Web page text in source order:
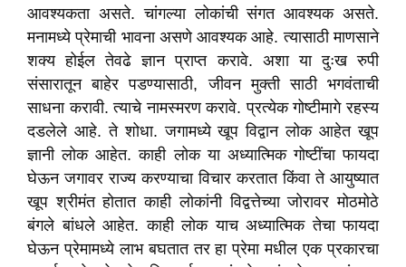
आवश्यकता असते. चांगल्या लोकांची संगत आवश्यक असते.
मनामध्ये प्रेमाची भावना असणे आवश्यक आहे. त्यासाठी माणसाने
शक्य होईल तेवढे ज्ञान प्राप्त करावे. अशा या दुःख रुपी
संसारातून बाहेर पडण्यासाठी, जीवन मुक्ती साठी भगवंताची
साधना करावी. त्याचे नामस्मरण करावे. प्रत्येक गोष्टीमागे रहस्य
दडलेले आहे. ते शोधा. जगामध्ये खूप विद्वान लोक आहेत खूप
ज्ञानी लोक आहेत. काही लोक या अध्यात्मिक गोष्टींचा फायदा
घेऊन जगावर राज्य करण्याचा विचार करतात किंवा ते आयुष्यात
खूप श्रीमंत होतात काही लोकांनी विद्वत्तेच्या जोरावर मोठमोठे
बंगले बांधले आहेत. काही लोक याच अध्यात्मिक तेचा फायदा
घेऊन प्रेमामध्ये लाभ बघतात तर हा प्रेमा मधील एक प्रकारचा